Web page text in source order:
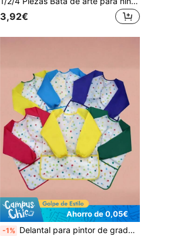
3,92€
Ahorro de 0,05€
-1% Delantal para pintor de grado artístico, con manga larga, impermeable, multicolor, con correas ajustables, equipo de protección para pintura en el estudio, resistente a las manchas, tela adecuada para clases de arte